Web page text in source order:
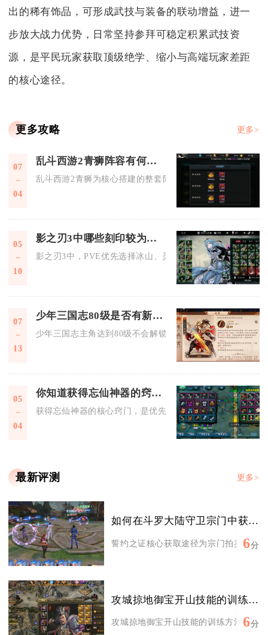
出的稀有饰品，可形成武技与装备的联动增益，进一
步放大战力优势，日常坚持参拜可稳定积累武技资
源，是平民玩家获取顶级绝学、缩小与高端玩家差距
的核心途径。
更多攻略 更多>
07
04
乱斗西游2青狮阵容有何优势
乱斗西游2青狮为核心搭建的整套阵容，最大优势是全域克
05
10
影之刃3中哪些刻印较为适合
影之刃3中，PVE优先选择冰山、灵燕飞舞、韦陀伏魔、五
07
13
少年三国志80级是否有新地图开放
少年三国志主角达到80级不会解锁主线征战大地图，但会开
05
04
你知道获得忘仙神器的窍门吗
获得忘仙神器的核心窍门，是优先打通湘云塔、仙友会兑换
最新评测 更多>
如何在斗罗大陆守卫宗门中获得誓约之证
誓约之证核心获取途径为宗门拍卖分红
6分
攻城掠地御宝开山技能的训练方法有哪些
攻城掠地御宝开山技能的训练方法核心
6分